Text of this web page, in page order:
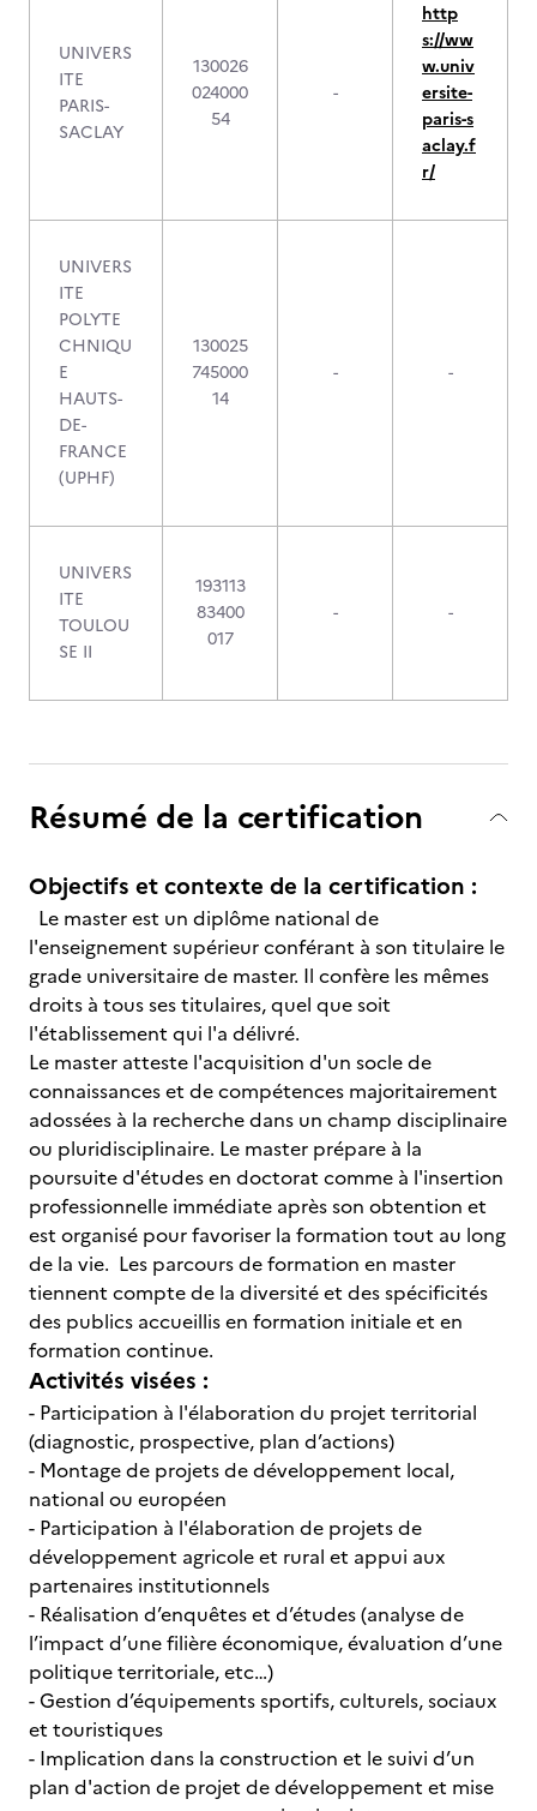
UNIVERS
ITE
PARIS-
SACLAY
130026
024000
54
-
http
s://ww
w.univ
ersite-
paris-s
aclay.f
r/
UNIVERS
ITE
POLYTE
CHNIQU
E
HAUTS-
DE-
FRANCE
(UPHF)
130025
745000
14
- -
UNIVERS
ITE
TOULOU
SE II
193113
83400
017
- -
Résumé de la certification
Objectifs et contexte de la certification :
Le master est un diplôme national de
l'enseignement supérieur conférant à son titulaire le
grade universitaire de master. Il confère les mêmes
droits à tous ses titulaires, quel que soit
l'établissement qui l'a délivré.
Le master atteste l'acquisition d'un socle de
connaissances et de compétences majoritairement
adossées à la recherche dans un champ disciplinaire
ou pluridisciplinaire. Le master prépare à la
poursuite d'études en doctorat comme à l'insertion
professionnelle immédiate après son obtention et
est organisé pour favoriser la formation tout au long
de la vie. Les parcours de formation en master
tiennent compte de la diversité et des spécificités
des publics accueillis en formation initiale et en
formation continue.
Activités visées :
- Participation à l'élaboration du projet territorial
(diagnostic, prospective, plan d’actions)
- Montage de projets de développement local,
national ou européen
- Participation à l'élaboration de projets de
développement agricole et rural et appui aux
partenaires institutionnels
- Réalisation d’enquêtes et d’études (analyse de
l’impact d’une filière économique, évaluation d’une
politique territoriale, etc…)
- Gestion d’équipements sportifs, culturels, sociaux
et touristiques
- Implication dans la construction et le suivi d’un
plan d'action de projet de développement et mise